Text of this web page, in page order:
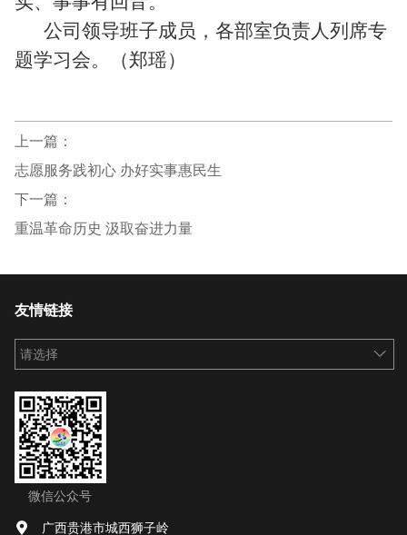
公司领导班子成员，各部室负责人列席专
题学习会。（郑瑶）
上一篇：
志愿服务践初心 办好实事惠民生
下一篇：
重温革命历史 汲取奋进力量
友情链接
请选择
微信公众号
广西贵港市城西狮子岭